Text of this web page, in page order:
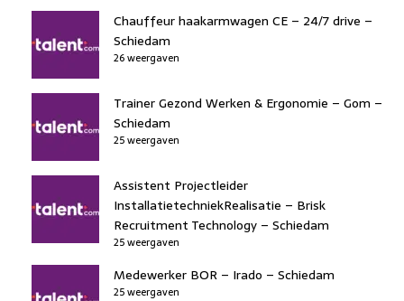
Chauffeur haakarmwagen CE – 24/7 drive –
Schiedam
26 weergaven
Trainer Gezond Werken & Ergonomie – Gom –
Schiedam
25 weergaven
Assistent Projectleider
InstallatietechniekRealisatie – Brisk
Recruitment Technology – Schiedam
25 weergaven
Medewerker BOR – Irado – Schiedam
25 weergaven